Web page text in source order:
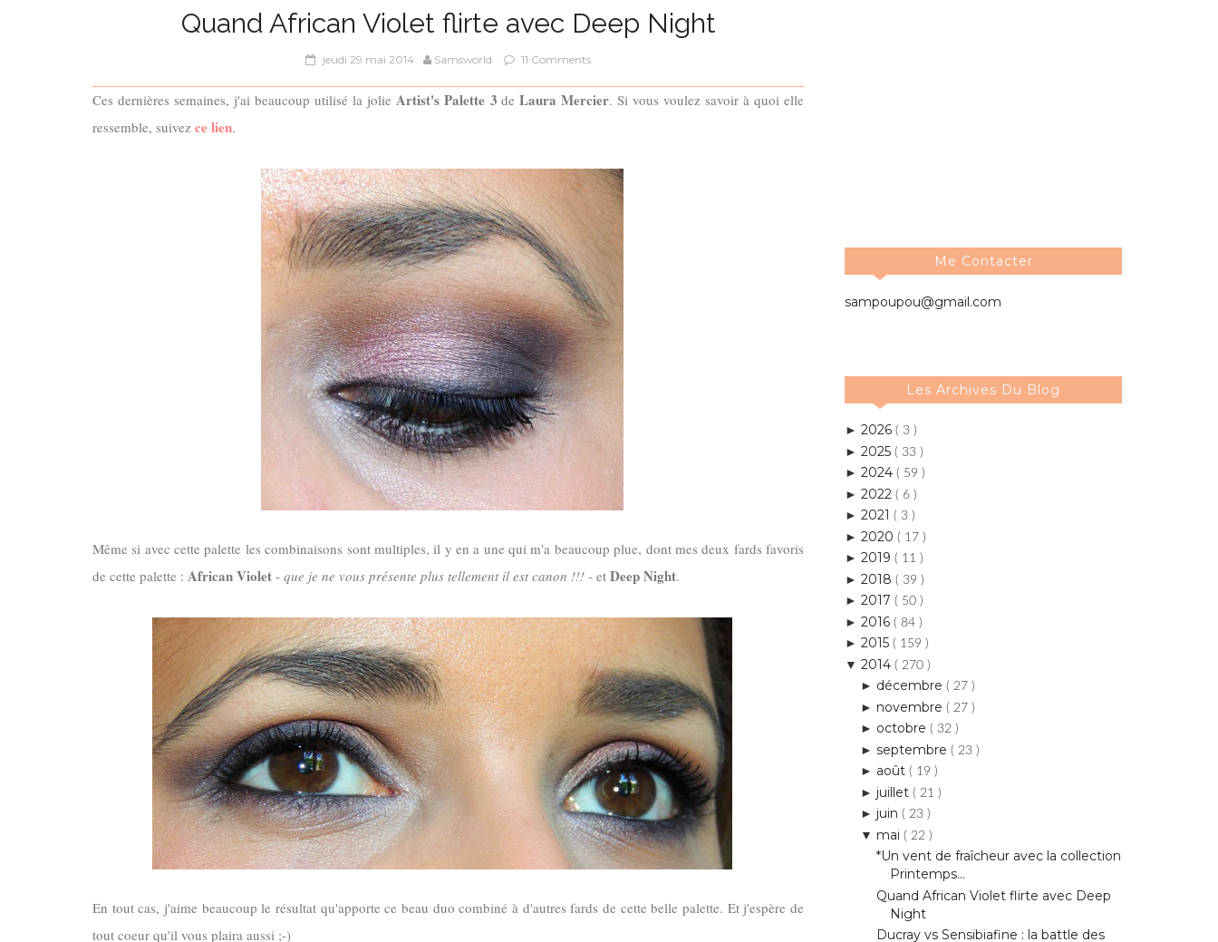
Quand African Violet flirte avec Deep Night
jeudi 29 mai 2014 Samsworld 11 Comments
Ces dernières semaines, j'ai beaucoup utilisé la jolie Artist's Palette 3 deLaura Mercier. Si vous voulez savoir à quoi elle
ressemble, suivez ce lien.
Même si avec cette palette les combinaisons sont multiples, il y en a une qui m'a beaucoup plue, dont mes deux fards favoris
de cette palette : African Violet - que je ne vous présente plus tellement il est canon !!! - et Deep Night.
En tout cas, j'aime beaucoup le résultat qu'apporte ce beau duo combiné à d'autres fards de cette belle palette. Et j'espère de
tout coeur qu'il vous plaira aussi ;-)
Me Contacter
sampoupou@gmail.com
Les Archives Du Blog
► 2026 ( 3 )
► 2025 ( 33 )
► 2024 ( 59 )
► 2022 ( 6 )
► 2021 ( 3 )
► 2020 ( 17 )
► 2019 ( 11 )
► 2018 ( 39 )
► 2017 ( 50 )
► 2016 ( 84 )
► 2015 ( 159 )
▼ 2014 ( 270 )
► décembre ( 27 )
► novembre ( 27 )
► octobre ( 32 )
► septembre ( 23 )
► août ( 19 )
► juillet ( 21 )
► juin ( 23 )
▼ mai ( 22 )
*Un vent de fraîcheur avec la collection
Printemps...
Quand African Violet flirte avec Deep
Night
Ducray vs Sensibiafine : la battle des